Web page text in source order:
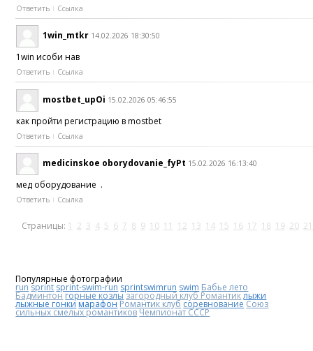
Ответить Ссылка
1win_mtkr 14.02.2026 18:30:50
1win ҳисоби нав
Ответить Ссылка
mostbet_upOi 15.02.2026 05:46:55
как пройти регистрацию в mostbet
Ответить Ссылка
medicinskoe oborydovanie_fyPt 15.02.2026 16:13:40
мед оборудование .
Ответить Ссылка
Страницы: 1 2 3 4 5 6 7 8 9 10 11 12 13 14 15 16 17 18 19 20 21
Популярные фотографии
run sprint sprint-swim-run sprintswimrun swim Бабье лето
Бадминтонгорные козлы загородный клуб Романтиклыжи
лыжные гонки марафонРомантик клубсоревнованиеСоюз
сильных смелых романтиковЧемпионат СССР